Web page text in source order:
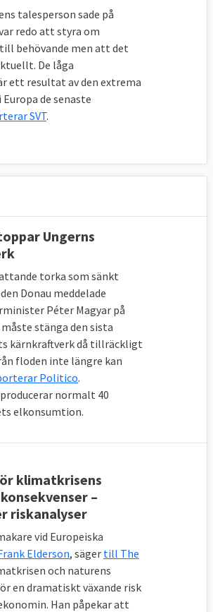
talesperson sade på
redo att styra om
behövande men att det
De låga
ett resultat av den extrema
de senaste
SVT.
Ungerns
torka som sänkt
Donau meddelade
Péter Magyar på
stänga den sista
kärnkraftverk då tillräckligt
floden inte längre kan
Politico.
normalt 40
elkonsumtion.
klimatkrisens
–
riskanalyser
vid Europeiska
Elderson, säger till The
och naturens
en dramatiskt växande risk
Han påpekar att